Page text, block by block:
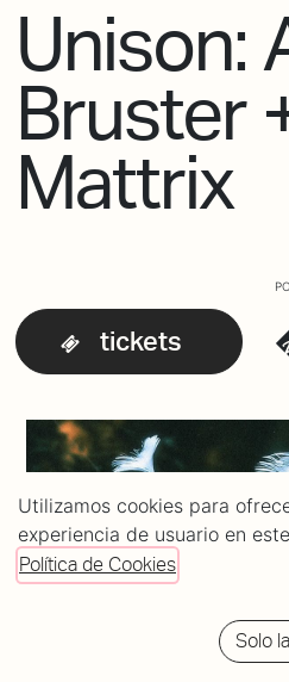
Unison:
Bruster
Mattrix
tickets
Utilizamos cookies para
experiencia de usuario en
Política de Cookies
Solo